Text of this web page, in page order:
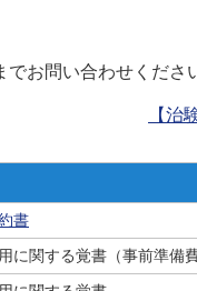
います
示につい
健康教室
患者図書室
サービス施設の
お問い合わせくださ
【治
書
に関する覚書（事前準備費